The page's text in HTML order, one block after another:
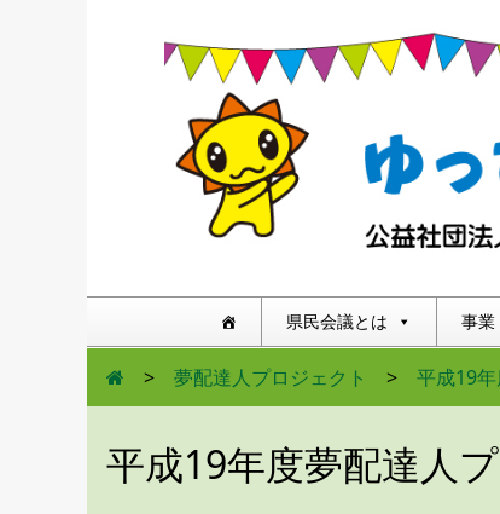
県民会議とは 事業
> 夢配達人プロジェクト > 平成19
平成19年度夢配達人